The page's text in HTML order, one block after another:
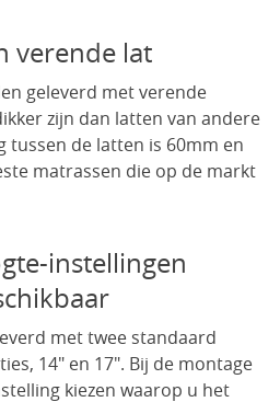
verende lat
geleverd met verende
zijn dan latten van andere
tussen de latten is 60mm en
matrassen die op de markt
instellingen
met twee standaard
14" en 17". Bij de montage
kiezen waarop u het